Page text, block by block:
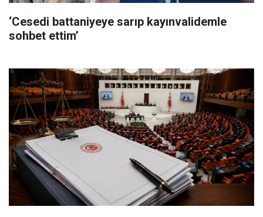
‘Cesedi battaniyeye sarıp kayınvalidemle
sohbet ettim’